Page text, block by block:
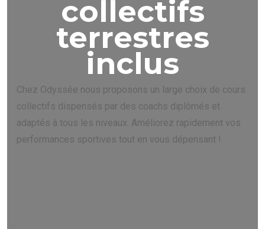
collectifs
terrestres
inclus
Chez Odyssée nous proposons un large choix de cours
collectifs dispensés par des coachs diplômés et
adaptés à tous les niveaux. Améliorez rapidement vos
performances sportives tout en vous dépensant !